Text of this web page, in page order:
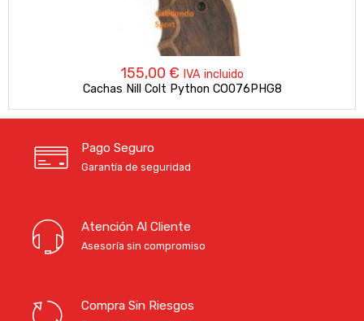
155,00 € IVA incluido
Cachas Nill Colt Python CO076PHG8
Pago Seguro
Garantía de seguridad
Atención Al Cliente
Asesoría sin compromiso
Compra Sin Riesgos